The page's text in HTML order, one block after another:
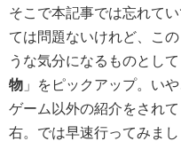
そこで本記事では忘れて
ては問題ないけれど、こ
うな気分になるものとし
物 」をピックアップ。い
ゲーム以外の紹介をされ
右。では早速行ってみまし